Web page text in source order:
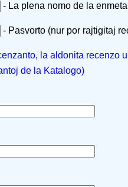
- La plena nomo de la
- Pasvorto (nur por rajtigitaj
la aldonita recenzo
de la Katalogo)